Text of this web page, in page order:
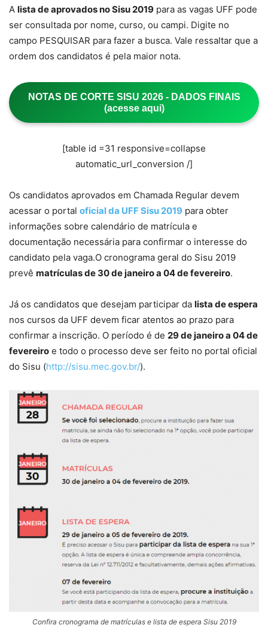
A lista de aprovados no Sisu 2019 para as vagas UFF pode
ser consultada por nome, curso, ou campi. Digite no
campo PESQUISAR para fazer a busca. Vale ressaltar que a
ordem dos candidatos é pela maior nota.
NOTAS DE CORTE SISU 2026 - DADOS FINAIS
(acesse aqui)
[table id =31 responsive=collapse
automatic_url_conversion /]
Os candidatos aprovados em Chamada Regular devem
acessar o portal oficial da UFF Sisu 2019 para obter
informações sobre calendário de matrícula e
documentação necessária para confirmar o interesse do
candidato pela vaga.O cronograma geral do Sisu 2019
prevê matrículas de 30 de janeiro a 04 de fevereiro.
Já os candidatos que desejam participar da lista de espera
nos cursos da UFF devem ficar atentos ao prazo para
confirmar a inscrição. O período é de 29 de janeiro a 04 de
fevereiro e todo o processo deve ser feito no portal oficial
do Sisu (http://sisu.mec.gov.br/).
Confira cronograma de matrículas e lista de espera Sisu 2019